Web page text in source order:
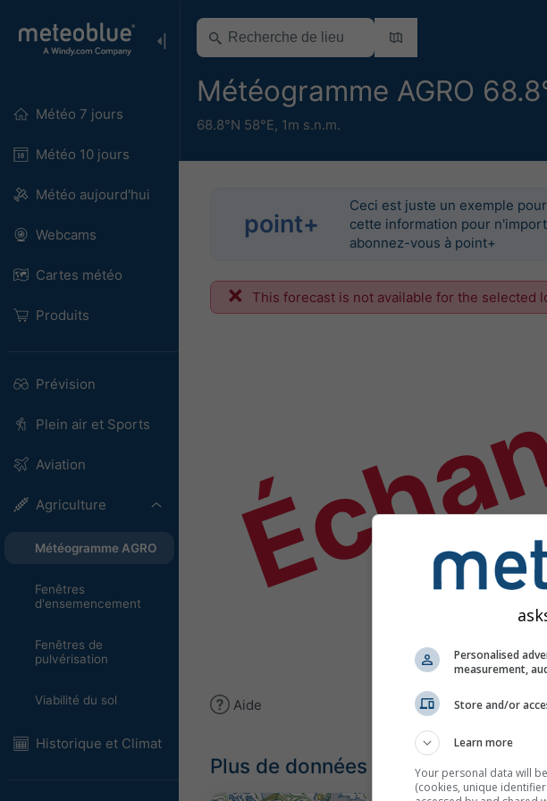
Météo 7 jours
Météo 10 jours
Météo aujourd'hui
Webcams
Cartes météo
Produits
Prévision
Plein air et Sports
Aviation
Agriculture
Météogramme AGRO
Fenêtres
d'ensemencement
Fenêtres de
pulvérisation
Viabilité du sol
Historique et Climat
Météogramme AGRO
68.8°N 58°E, 1m s.n.m.
point+
Ceci est juste un exemple
cette information pour
abonnez-vous à point+
This forecast is not available for the selected
Aide
Plus de données météo
Personalised
measurement,
Store and/or
Learn more
Your personal data will
(cookies, unique